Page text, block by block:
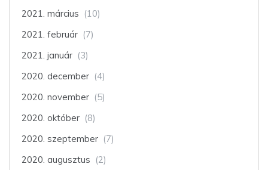
2021. március (10)
2021. február (7)
2021. január (3)
2020. december (4)
2020. november (5)
2020. október (8)
2020. szeptember (7)
2020. augusztus (2)